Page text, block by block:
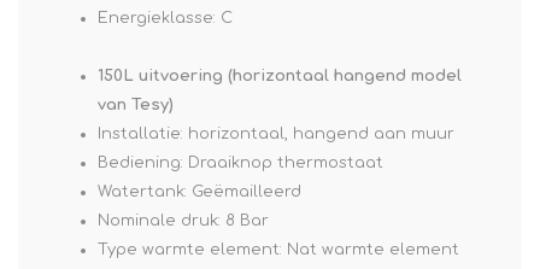
Energieklasse: C
150L uitvoering (horizontaal hangend model
van Tesy)
Installatie: horizontaal, hangend aan muur
Bediening: Draaiknop thermostaat
Watertank: Geëmailleerd
Nominale druk: 8 Bar
Type warmte element: Nat warmte element